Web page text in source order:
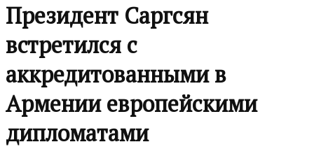
Президент Саргсян
встретился с
аккредитованными в
Армении европейскими
дипломатами